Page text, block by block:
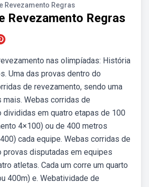
Revezamento Regras
Revezamento Regras
nas olimpíadas: História
Uma das provas dentro do
de revezamento, sendo uma
Webas corridas de
divididas em quatro etapas de 100
4×100) ou de 400 metros
cada equipe. Webas corridas de
provas disputadas em equipes
atletas. Cada um corre um quarto
400m) e. Webatividade de